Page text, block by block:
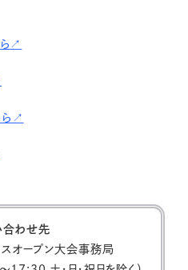
↗
ら↗
合わせ先
オープン大会事務局